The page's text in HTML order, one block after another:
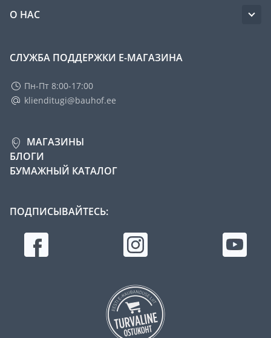
О НАС
СЛУЖБА ПОДДЕРЖКИ Е-МАГАЗИНА
Пн-Пт 8:00-17:00
klienditugi@bauhof.ee
МАГАЗИНЫ
БЛОГИ
БУМАЖНЫЙ КАТАЛОГ
ПОДПИСЫВАЙТЕСЬ: